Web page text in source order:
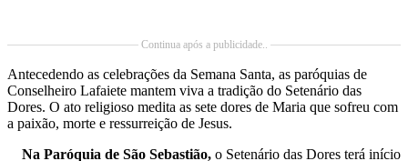
Continua após a publicidade..
Antecedendo as celebrações da Semana Santa, as paróquias de
Conselheiro Lafaiete mantem viva a tradição do Setenário das
Dores. O ato religioso medita as sete dores de Maria que sofreu com
a paixão, morte e ressurreição de Jesus.
Na Paróquia de São Sebastião, o Setenário das Dores terá início